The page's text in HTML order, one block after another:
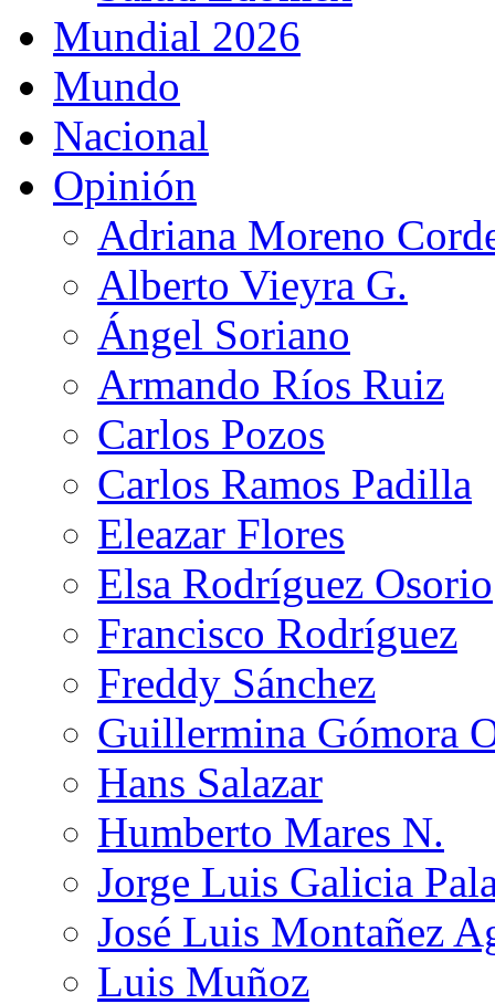
Mundial 2026
Mundo
Nacional
Opinión
Adriana Moreno
Alberto Vieyra G.
Ángel Soriano
Armando Ríos Ruiz
Carlos Pozos
Carlos Ramos Padilla
Eleazar Flores
Elsa Rodríguez Osorio
Francisco Rodríguez
Freddy Sánchez
Guillermina Gómora
Hans Salazar
Humberto Mares N.
Jorge Luis Galicia
José Luis Montañez
Luis Muñoz